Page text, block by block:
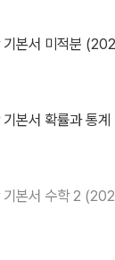
기본서 미적분
기본서 확률과 통
기본서 수학 2